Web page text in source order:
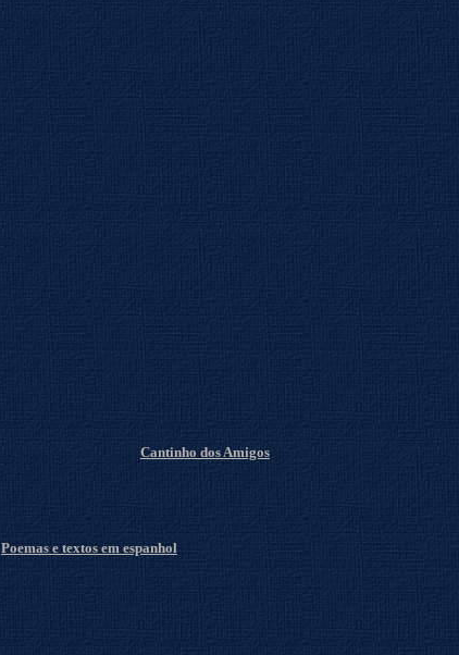
Cantinho dos Amigos
Poemas e textos em espanhol